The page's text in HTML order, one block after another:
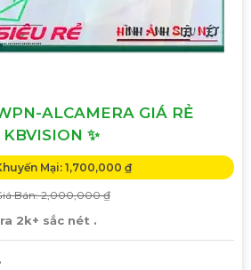
ALCAMERA GIÁ RẺ
KBVISION ✨
Mại: 1,700,000 ₫
Bán: 2,000,000 ₫
2k+ sắc nét .